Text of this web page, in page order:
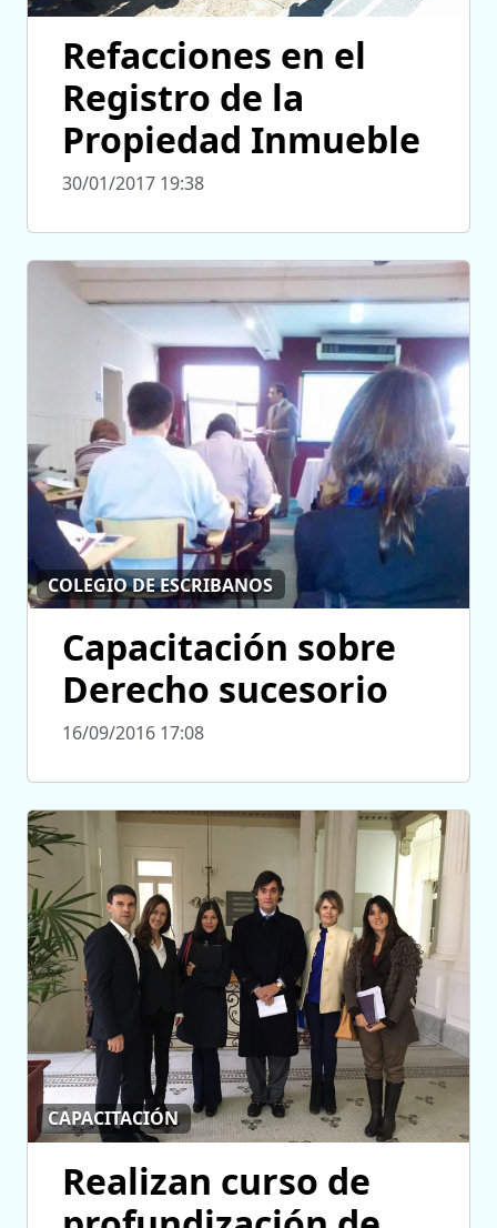
Refacciones en el
Registro de la
Propiedad Inmueble
30/01/2017 19:38
COLEGIO DE ESCRIBANOS
Capacitación sobre
Derecho sucesorio
16/09/2016 17:08
CAPACITACIÓN
Realizan curso de